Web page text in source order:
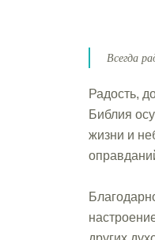
Всегда
Радость,
Библия
жизни и